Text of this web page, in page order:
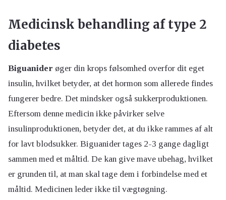
Medicinsk behandling af type 2
diabetes
Biguanider øger din krops følsomhed overfor dit eget
insulin, hvilket betyder, at det hormon som allerede findes
fungerer bedre. Det mindsker også sukkerproduktionen.
Eftersom denne medicin ikke påvirker selve
insulinproduktionen, betyder det, at du ikke rammes af alt
for lavt blodsukker. Biguanider tages 2-3 gange dagligt
sammen med et måltid. De kan give mave ubehag, hvilket
er grunden til, at man skal tage dem i forbindelse med et
måltid. Medicinen leder ikke til vægtøgning.